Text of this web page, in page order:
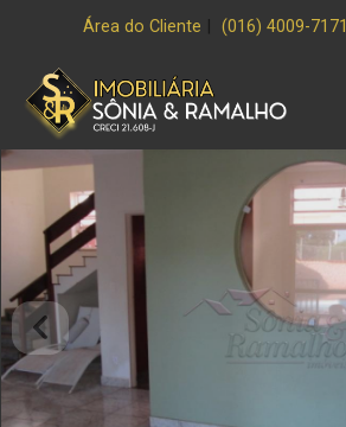
Área do Cliente (016) 4009-7171